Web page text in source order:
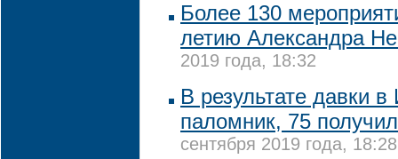
Более 130
летию Александра
2019 года, 18:32
В результате давки
паломник, 75
сентября 2019 года, 18:28